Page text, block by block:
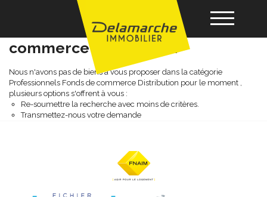
Acheter
Louer
Professionnels fonds de
commerce distribution
Nous n'avons pas de biens à vous proposer dans la catégorie
Professionnels Fonds de commerce Distribution pour le moment ,
plusieurs options s'offrent à vous :
Re-soumettre la recherche avec moins de critères.
Transmettez-nous votre demande